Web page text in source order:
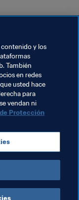
contenido y los
También
en redes
usted hace
para
vendan ni
Protección